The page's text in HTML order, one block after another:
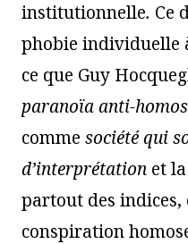
institutionnelle. Ce
phobie individuelle
ce que Guy
paranoïa anti-
comme société qui
d’interprétation et
partout des indices,
conspiration